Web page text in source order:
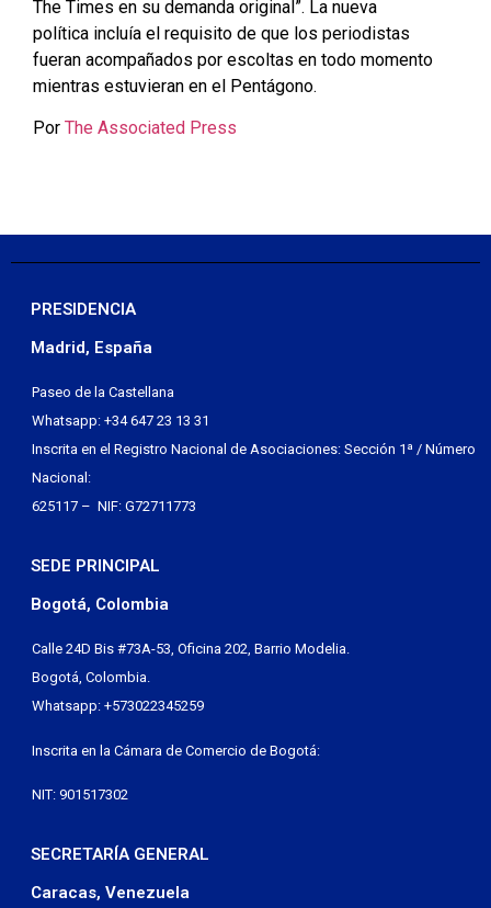
The Times en su demanda original”. La nueva
política incluía el requisito de que los periodistas
fueran acompañados por escoltas en todo momento
mientras estuvieran en el Pentágono.
Por The Associated Press
PRESIDENCIA
Madrid, España
Paseo de la Castellana
Whatsapp: +34 647 23 13 31
Inscrita en el Registro Nacional de Asociaciones: Sección 1ª / Número
Nacional:
625117 – NIF: G72711773
SEDE PRINCIPAL
Bogotá, Colombia
Calle 24D Bis #73A-53, Oficina 202, Barrio Modelia.
Bogotá, Colombia.
Whatsapp: +573022345259
Inscrita en la Cámara de Comercio de Bogotá:
NIT: 901517302
SECRETARÍA GENERAL
Caracas, Venezuela